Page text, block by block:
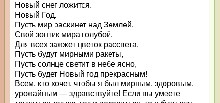
Новый снег ложится.
Новый Год.
Пусть мир раскинет над Землей,
Свой зонтик мира голубой.
Для всех зажжет цветок рассвета,
Пусть будут мирными ракеты,
Пусть солнце светит в небе ясно,
Пусть будет Новый год прекрасным!
Всем, кто хочет, чтобы я был мирным, здоровым,
урожайным — здравствуйте! Если вы умеете